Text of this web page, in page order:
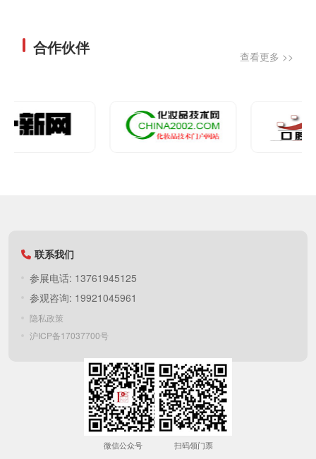
合作伙伴 查看更多 >>
联系我们
参展电话: 13761945125
参观咨询: 19921045961
隐私政策
沪ICP备17037700号
微信公众号 扫码领门票